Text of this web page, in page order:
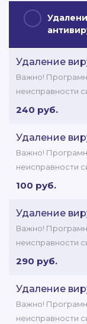
Удаление
Важно!
неисправности
240 руб.
Удаление
Важно!
неисправности
100 руб.
Удаление
Важно!
неисправности
290 руб.
Удаление
Важно!
неисправности